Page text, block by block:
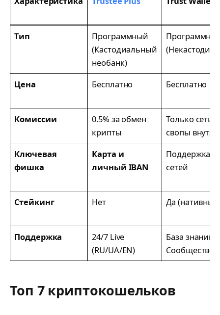
Тип
Программный
(Кастодиальный
необанк)
Цена Бесплатно Бесплатно
Комиссии
0.5% за обмен
крипты
Только сеть
свопы
Ключевая
фишка
Карта и
личный IBAN
Поддержка
сетей
Стейкинг Нет Да
Поддержка
24/7 Live
(RU/UA/EN)
База знаний /
Сообщество
Топ 7 криптокошельков